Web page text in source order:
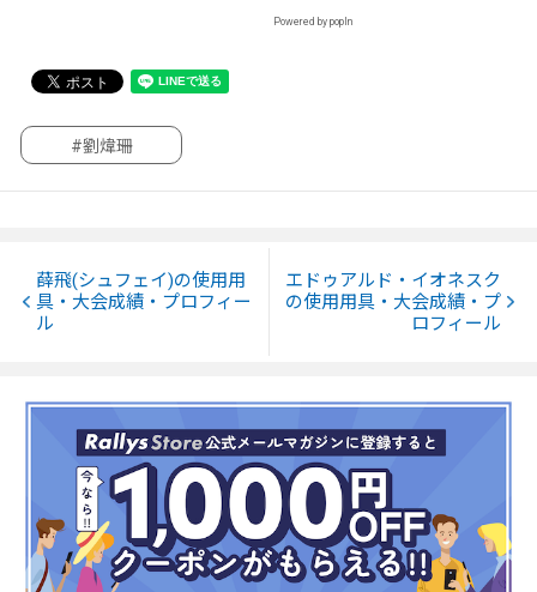
Powered by popIn
#劉煒珊
薛飛(シュフェイ)の使用用
具・大会成績・プロフィー
ル
エドゥアルド・イオネスク
の使用用具・大会成績・プ
ロフィール